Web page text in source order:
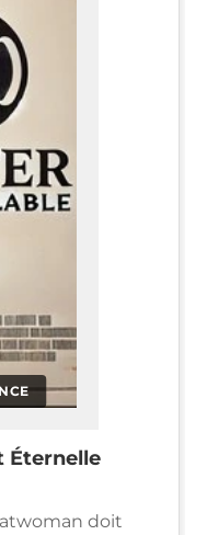
Éternelle
doit